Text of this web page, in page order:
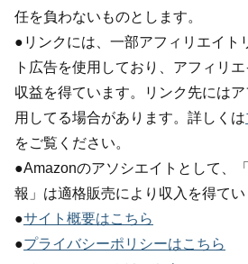
任を負わないものとします。
●リンクには、一部アフィリエイト
ト広告を使用しており、アフィリ
収益を得ています。リンク先には
用してる場合があります。詳しくは
をご覧ください。
●Amazonのアソシエイトとして、
報」は適格販売により収入を得てい
●サイト概要はこちら
●プライバシーポリシーはこちら